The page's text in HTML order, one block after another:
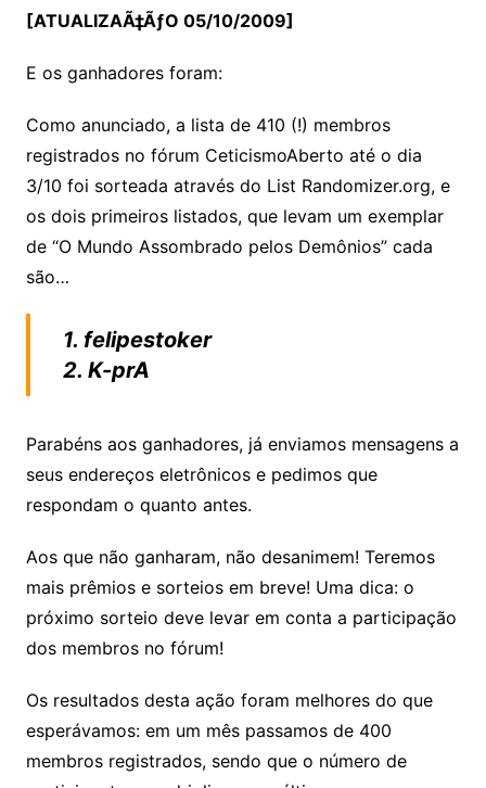
[ATUALIZAÃ‡ÃƒO 05/10/2009]
E os ganhadores foram:
Como anunciado, a lista de 410 (!) membros
registrados no fórum CeticismoAberto até o dia
3/10 foi sorteada através do List Randomizer.org, e
os dois primeiros listados, que levam um exemplar
de “O Mundo Assombrado pelos Demônios” cada
são…
1. felipestoker
2. K-prA
Parabéns aos ganhadores, já enviamos mensagens a
seus endereços eletrônicos e pedimos que
respondam o quanto antes.
Aos que não ganharam, não desanimem! Teremos
mais prêmios e sorteios em breve! Uma dica: o
próximo sorteio deve levar em conta a participação
dos membros no fórum!
Os resultados desta ação foram melhores do que
esperávamos: em um mês passamos de 400
membros registrados, sendo que o número de